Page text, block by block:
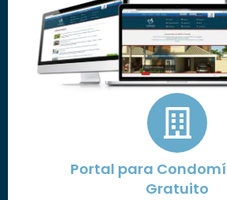
Portal para
Gratuito